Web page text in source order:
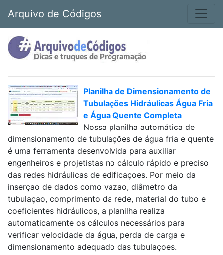
Arquivo de Códigos
Planilha de Dimensionamento de
Tubulações Hidráulicas Água Fria
e Água Quente Completa
Nossa planilha automática de
dimensionamento de tubulações de água fria e quente
é uma ferramenta desenvolvida para auxiliar
engenheiros e projetistas no cálculo rápido e preciso
das redes hidráulicas de edificaçoes. Por meio da
inserçao de dados como vazao, diâmetro da
tubulaçao, comprimento da rede, material do tubo e
coeficientes hidráulicos, a planilha realiza
automaticamente os cálculos necessários para
verificar velocidade da água, perda de carga e
dimensionamento adequado das tubulaçoes.